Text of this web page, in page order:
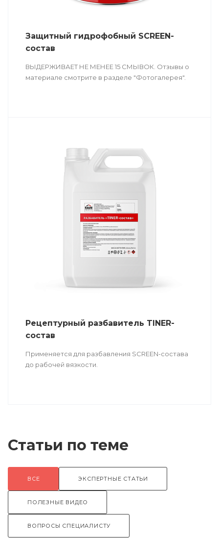
Защитный гидрофобный SCREEN-
состав
ВЫДЕРЖИВАЕТ НЕ МЕНЕЕ 15 СМЫВОК. Отзывы о
материале смотрите в разделе "Фотогалерея".
Рецептурный разбавитель TINER-
состав
Применяется для разбавления SCREEN-состава
до рабочей вязкости.
Статьи по теме
ВСЕ ЭКСПЕРТНЫЕ СТАТЬИ
ПОЛЕЗНЫЕ ВИДЕО
ВОПРОСЫ СПЕЦИАЛИСТУ